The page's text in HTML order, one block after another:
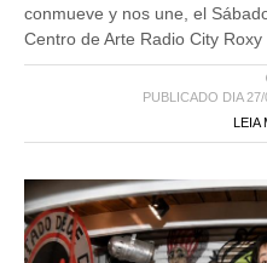
Centro de Arte Radio City Roxy
PUBLICADO DIA
LEIA